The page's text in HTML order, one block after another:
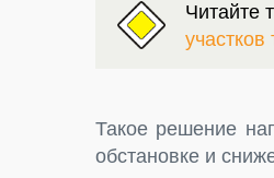
Читайте
участков
Такое решение
обстановке и